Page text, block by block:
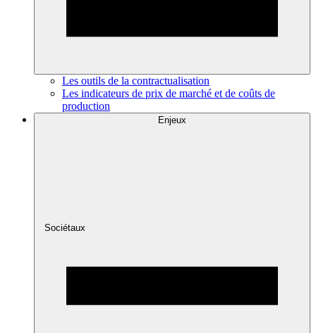
Les outils de la contractualisation
Les indicateurs de prix de marché et de coûts de
production
Enjeux
Sociétaux